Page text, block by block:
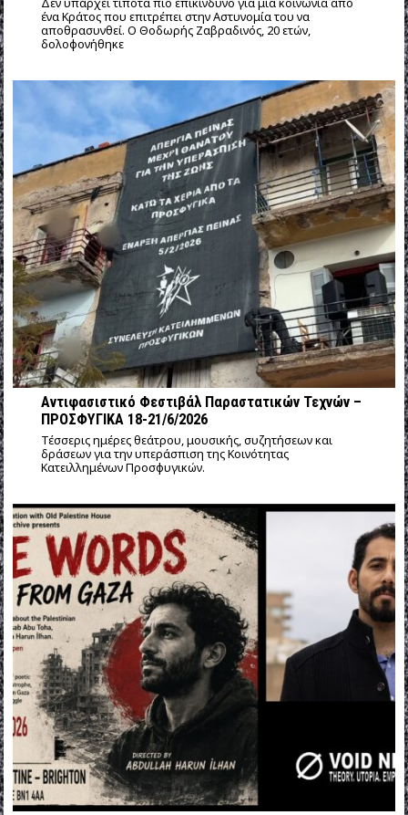
ένα Κράτος που επιτρέπει στην Αστυνομία του να
αποθρασυνθεί. Ο Θοδωρής Ζαβραδινός, 20 ετών,
δολοφονήθηκε
Αντιφασιστικό Φεστιβάλ Παραστατικών Τεχνών –
ΠΡΟΣΦΥΓΙΚΑ 18-21/6/2026
Τέσσερις ημέρες θεάτρου, μουσικής, συζητήσεων και
δράσεων για την υπεράσπιση της Κοινότητας
Κατειλλημένων Προσφυγικών.